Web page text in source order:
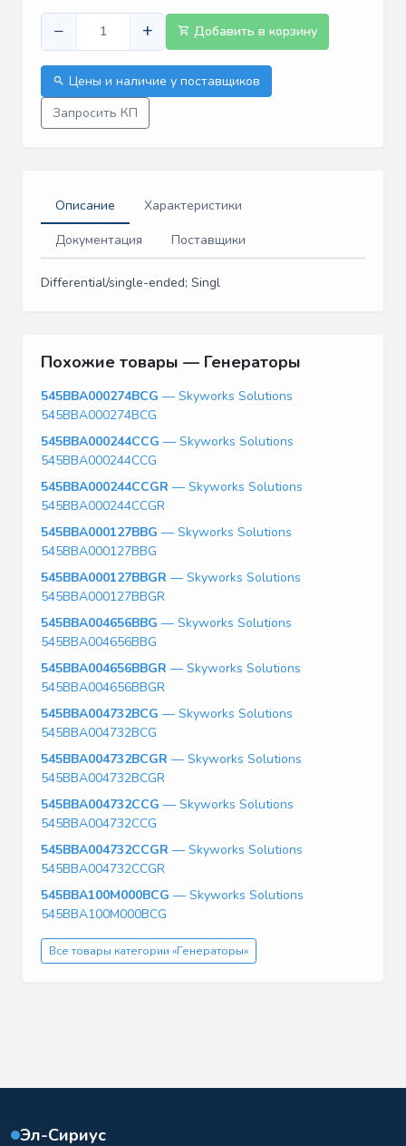
− + Добавить в корзину
Цены и наличие у поставщиков
Запросить КП
Описание
Характеристики
Документация
Поставщики
Differential/single-ended; Singl
Похожие товары — Генераторы
545BBA000274BCG — Skyworks Solutions
545BBA000274BCG
545BBA000244CCG — Skyworks Solutions
545BBA000244CCG
545BBA000244CCGR — Skyworks Solutions
545BBA000244CCGR
545BBA000127BBG — Skyworks Solutions
545BBA000127BBG
545BBA000127BBGR — Skyworks Solutions
545BBA000127BBGR
545BBA004656BBG — Skyworks Solutions
545BBA004656BBG
545BBA004656BBGR — Skyworks Solutions
545BBA004656BBGR
545BBA004732BCG — Skyworks Solutions
545BBA004732BCG
545BBA004732BCGR — Skyworks Solutions
545BBA004732BCGR
545BBA004732CCG — Skyworks Solutions
545BBA004732CCG
545BBA004732CCGR — Skyworks Solutions
545BBA004732CCGR
545BBA100M000BCG — Skyworks Solutions
545BBA100M000BCG
Все товары категории «Генераторы»
Эл-Сириус